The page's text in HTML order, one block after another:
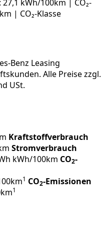
kWh/100km | CO₂-
| CO₂-Klasse
Benz Leasing
Alle Preise zzgl.
USt.
Kraftstoffverbrauch
Stromverbrauch
kWh/100km CO2-
1 CO2-Emissionen
1